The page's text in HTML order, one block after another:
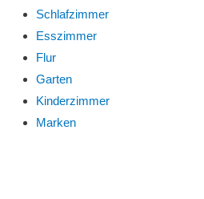
Schlafzimmer
Esszimmer
Flur
Garten
Kinderzimmer
Marken